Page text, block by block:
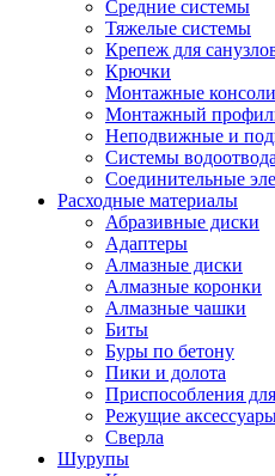
Средние системы
Тяжелые системы
Крепеж для
Крючки
Монтажные консоли
Монтажный
Неподвижные и
Системы
Соединительные
Расходные материалы
Абразивные диски
Адаптеры
Алмазные диски
Алмазные коронки
Алмазные чашки
Биты
Буры по бетону
Пики и долота
Приспособления
Режущие
Сверла
Шурупы